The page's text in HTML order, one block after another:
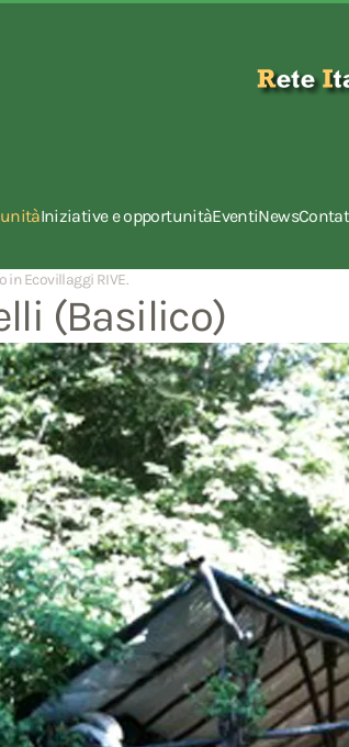
Iniziative e opportunitàEventiNews
in Ecovillaggi RIVE.
(Basilico)